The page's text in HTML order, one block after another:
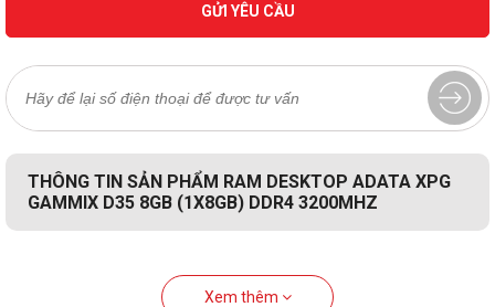
GỬI YÊU CẦU
THÔNG TIN SẢN PHẨM RAM DESKTOP ADATA XPG
GAMMIX D35 8GB (1X8GB) DDR4 3200MHZ
Xem thêm